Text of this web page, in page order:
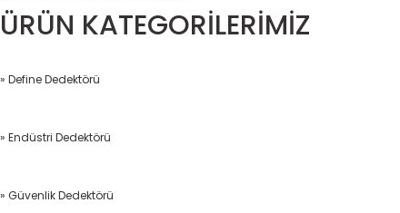
ÜRÜN KATEGORİLERİMİZ
» Define Dedektörü
» Endüstri Dedektörü
» Güvenlik Dedektörü